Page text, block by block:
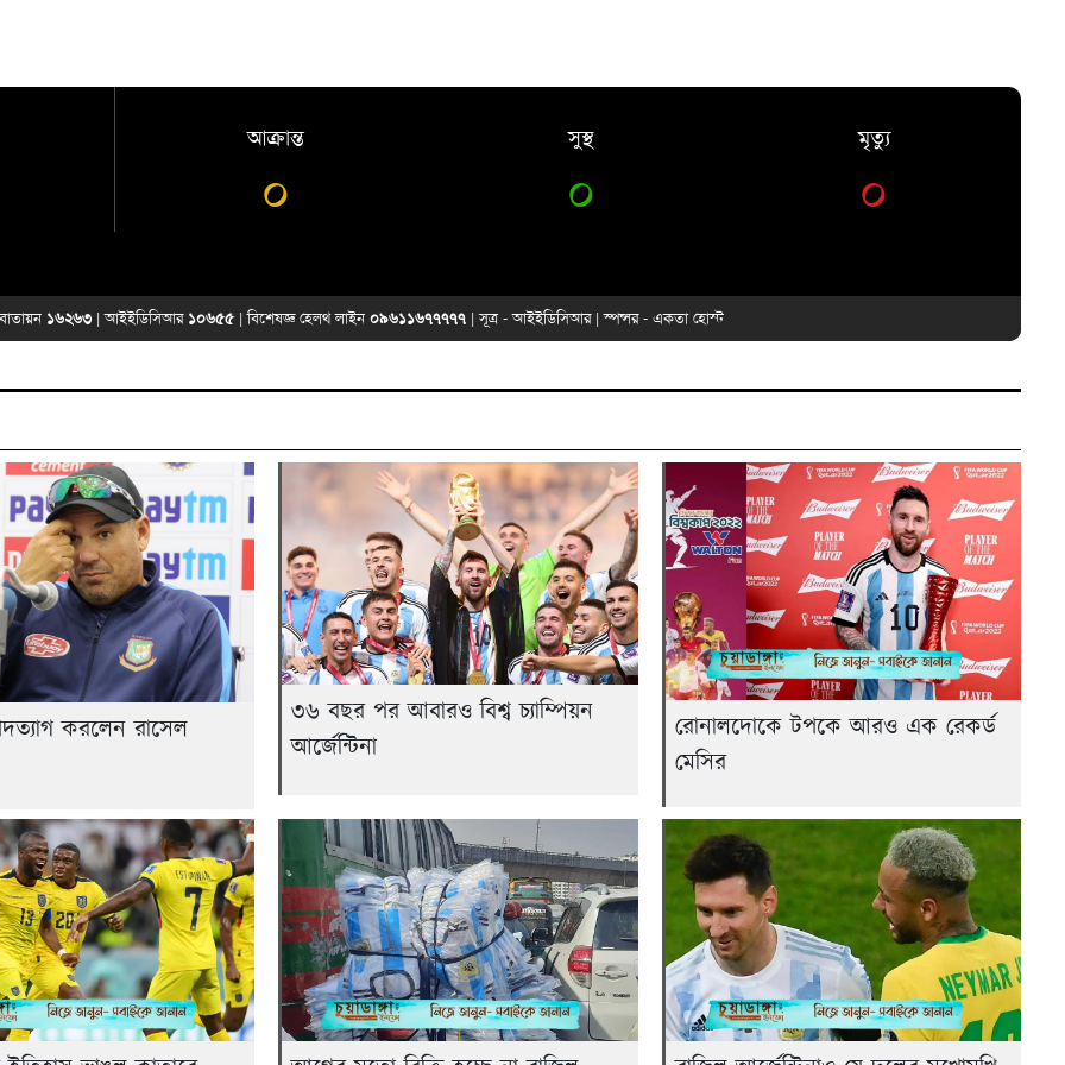
আক্রান্ত
০
সুস্থ
০
মৃত্যু
০
১৬২৬৩| আইইডিসিআর ১০৬৫৫| বিশেষজ্ঞ হেলথ লাইন ০৯৬১১৬৭৭৭৭৭| সূত্র -আইইডিসিআর| স্পন্সর - একতা হোস্ট
করলেন রাসেল
৩৬ বছর পর আবারও বিশ্ব চ্যাম্পিয়ন
আর্জেন্টিনা
রোনালদোকে টপকে আরও এক রেকর্ড
মেসির